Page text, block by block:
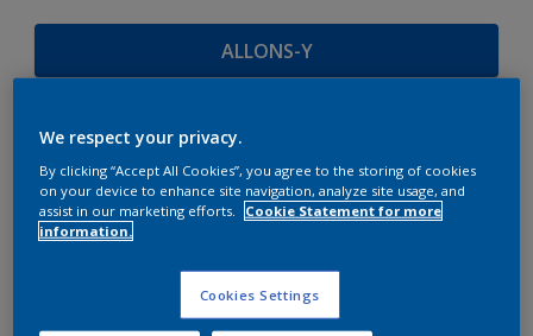
ALLONS-Y
SUGGESTIONS
D'HARMONIES
Le Blanc Parfait
We respect your privacy.
By clicking “Accept All Cookies”, you agree to the storing of cookies
on your device to enhance site navigation, analyze site usage, and
assist in our marketing efforts.
Cookie Statement for more
information.
Cookies Settings